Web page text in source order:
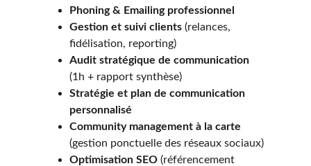
Phoning & Emailing professionnel
Gestion et suivi clients (relances,
fidélisation, reporting)
Audit stratégique de communication
(1h + rapport synthèse)
Stratégie et plan de communication
personnalisé
Community management à la carte
(gestion ponctuelle des réseaux sociaux)
Optimisation SEO (référencement